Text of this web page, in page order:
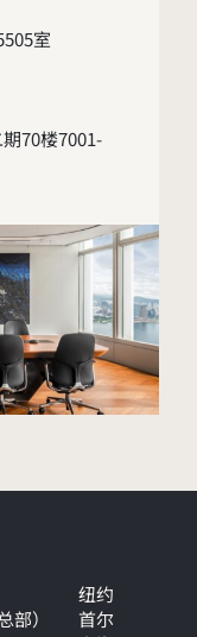
室
70楼7001-
部）
纽约
首尔